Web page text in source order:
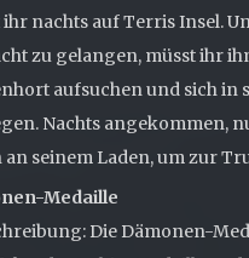
nachts auf Terris Insel.
zu gelangen, müsst ihr
aufsuchen und sich in
Nachts angekommen,
an seinem Laden, um zur
Medaille
Die Dämonen-